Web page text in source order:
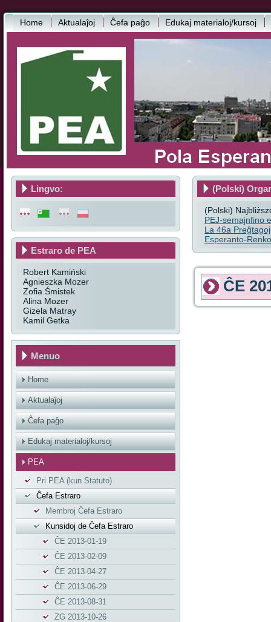
Home Aktualaĵoj Ĉefa paĝo Edukaj materialoj/kursoj
Lingvo:
Estraro de PEA
Robert Kamiński
Agnieszka Mozer
Zofia Śmistek
Alina Mozer
Gizela Matray
Kamil Getka
Menuo
Home
Aktualaĵoj
Ĉefa paĝo
Edukaj materialoj/kursoj
PEA
Pri PEA (kun Statuto)
Ĉefa Estraro
Membroj Ĉefa Estraro
Kunsidoj de Ĉefa Estraro
ĈE 2013-01-19
ĈE 2013-02-09
ĈE 2013-04-27
ĈE 2013-06-29
ĈE 2013-08-31
ZG 2013-10-26
(Polski)
(Polski)
PEJ-semajnfino
La 46a
Esperanto-
ĈE